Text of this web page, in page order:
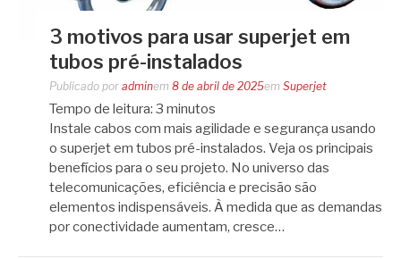
3 motivos para usar superjet em
tubos pré-instalados
Publicado por adminem 8 de abril de 2025em Superjet
Tempo de leitura: 3 minutos
Instale cabos com mais agilidade e segurança usando
o superjet em tubos pré-instalados. Veja os principais
benefícios para o seu projeto. No universo das
telecomunicações, eficiência e precisão são
elementos indispensáveis. À medida que as demandas
por conectividade aumentam, cresce…